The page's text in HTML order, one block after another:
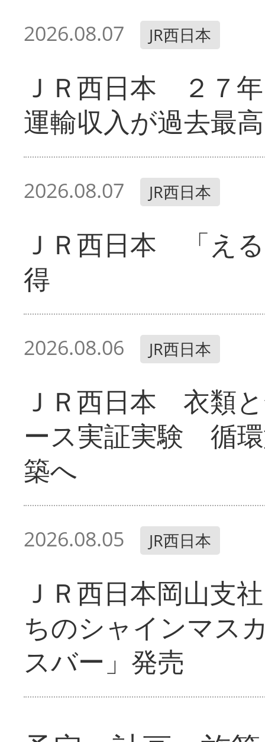
2026.08.07 JR西日本
ＪＲ西日本 ２７
運輸収入が過去最高
2026.08.07 JR西日本
ＪＲ西日本 「え
得
2026.08.06 JR西日本
ＪＲ西日本 衣類
ース実証実験 循
築へ
2026.08.05 JR西日本
ＪＲ西日本岡山支
ちのシャインマス
スバー」発売